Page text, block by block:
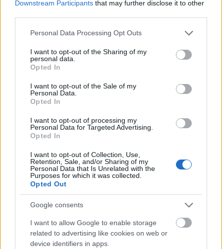
Downstream Participants that may further disclose it to other
Please note that this website/app uses one or more Google
not limited to your visit or usage behaviour. You may click to
grant or deny consent to Google and its third-party tags to
use your data for below specified purposes in below Google
consent section.
Personal Data Processing Opt Outs
I want to opt-out of the Sharing of my
personal data.
Opted In
I want to opt-out of the Sale of my
Personal Data.
Opted In
I want to opt-out of processing my
Personal Data for Targeted Advertising.
Opted In
I want to opt-out of Collection, Use,
Retention, Sale, and/or Sharing of my
Personal Data that Is Unrelated with the
Purposes for which it was collected.
Opted Out
Google consents
I want to allow Google to enable storage
related to advertising like cookies on web or
device identifiers in apps.
Fülzúgás, fülfájdalom
Néhány érdekes és szemléletes példát a
1828) korának legjelentősebb spanyol festője volt. A
Los Caprichos sorozat egyik ismert tagja (48. tábla),
1799-ben készült jelenleg a madridi Pradóban
látható. A művész 1792-ben súlyos agyvérzésben
betegedett meg, ezt követően fokozatosan
megsüketült, fülzúgás is gyötörte. A
művészettörténészek felvetik, hogy esetleg az általa
használt festékekben lévő ólomgőzök belégzése
okozhatta a panaszait. A festmény a siket és
fülzúgásban szenvedő művész szenvedéseire
irányítja a figyelmünket.